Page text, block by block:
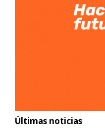
Últimas noticias